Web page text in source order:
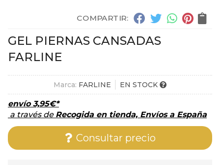
COMPARTIR:
GEL PIERNAS CANSADAS
FARLINE
Marca: FARLINE EN STOCK
envío3,95€*
a través de Recogida en tienda, Envíos a España
Consultar precio